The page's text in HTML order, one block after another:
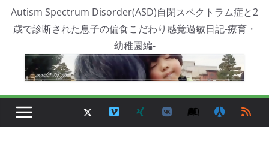
Autism Spectrum Disorder(ASD)自閉スペクトラム症と2
歳で診断された息子の偏食こだわり感覚過敏日記-療育・
幼稚園編-